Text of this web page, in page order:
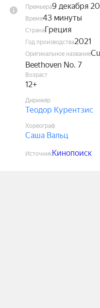
Премьера9 декабря
Время43 минуты
СтранаГреция
Год производства2021
Оригинальное название
Beethoven No. 7
Возраст
12+
Дирижёр
Теодор Курентзис
Хореограф
Саша Вальц
ИсточникКинопоиск